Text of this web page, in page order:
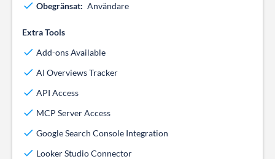
Obegränsat: Användare
Extra Tools
Add-ons Available
AI Overviews Tracker
API Access
MCP Server Access
Google Search Console Integration
Looker Studio Connector